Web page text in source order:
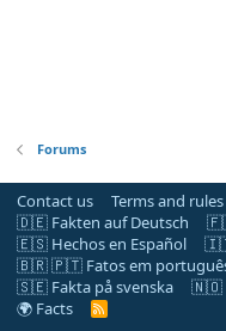
Forums
Contact us Terms and rules
🇩🇪 Fakten auf Deutsch
🇪🇸 Hechos en Español
🇧🇷 🇵🇹 Fatos em
🇸🇪 Fakta på svenska
🇳🇴
🌍 Facts
R